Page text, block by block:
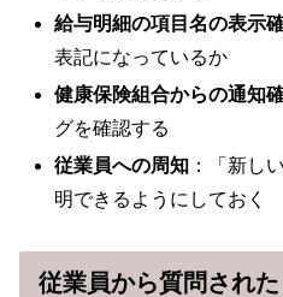
給与明細の項目名の表示
表記になっているか
健康保険組合からの通知
グを確認する
従業員への周知 ：「新し
明できるようにしておく
従業員から質問され